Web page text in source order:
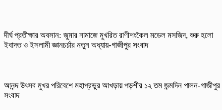
দীর্ঘ প্রতীক্ষার অবসান: জুমার নামাজে মুখরিত রাণীশংকৈল মডেল মসজিদ, শুরু হলো
ইবাদত ও ইসলামী জ্ঞানচর্চার নতুন অধ্যায়-গাজীপুর সংবাদ
আনন্দ উৎসব মুখর পরিবেশে মহাপ্রভুর আখড়ায় পড়শীর ১২ তম জন্মদিন পালন-গাজীপুর
সংবাদ